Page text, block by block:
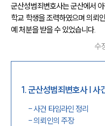
군산성범죄변호사는 군산에서
학교 학생을 조력하였으며 의뢰
예 처분을 받을 수 있었습니다.
수
1.군산성범죄변호사 | 사
-사건 타임라인 정리
-의뢰인의 주장